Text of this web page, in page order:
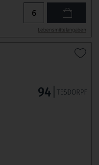
Lebensmittel­angaben